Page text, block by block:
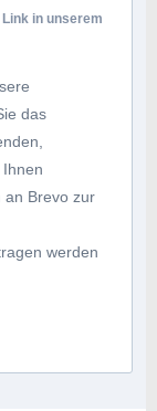
in unserem
das
an Brevo zur
werden